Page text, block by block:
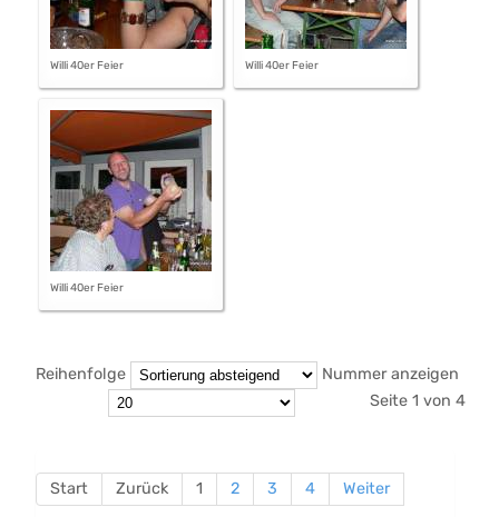
Willi 40er Feier Willi 40er Feier
Willi 40er Feier
Reihenfolge
Nummer anzeigen
Seite 1 von 4
Start Zurück 1 2 3 4 Weiter